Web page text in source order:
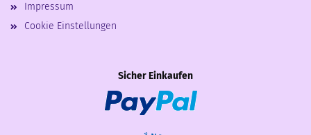
Impressum
Cookie Einstellungen
Sicher Einkaufen